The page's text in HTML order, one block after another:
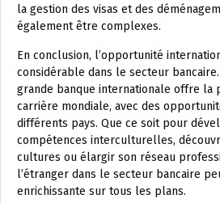
la gestion des visas et des
également être complexes.
En conclusion, l’opportunité
considérable dans le secteur
grande banque internationale offre la
carrière mondiale, avec des
différents pays. Que ce soit pour
compétences interculturelles,
cultures ou élargir son réseau
l’étranger dans le secteur bancaire
enrichissante sur tous les plans.